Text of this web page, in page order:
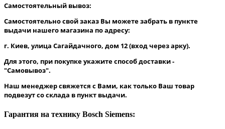
Самостоятельный вывоз:
Самостоятельно свой заказ Вы можете забрать в пункте
выдачи нашего магазина по адресу:
г. Киев, улица Сагайдачного, дом 12 (вход через арку).
Для этого, при покупке укажите способ доставки -
"Самовывоз".
Наш менеджер свяжется с Вами, как только Ваш товар
подвезут со склада в пункт выдачи.
Гарантия на технику Bosch Siemens: